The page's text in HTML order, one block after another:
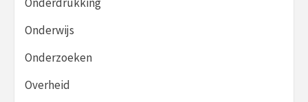
Onderwijs
Onderzoeken
Overheid